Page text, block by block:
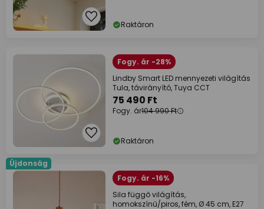
Raktáron
Fogy. ár -28%
Lindby Smart LED mennyezeti világítás
Tula, távirányító, Tuya CCT
75 490 Ft
Fogy. ár104 990 Ft
Raktáron
Újdonság
Fogy. ár -16%
Sila függő világítás,
homokszínű/piros, fém, Ø 45 cm, E27